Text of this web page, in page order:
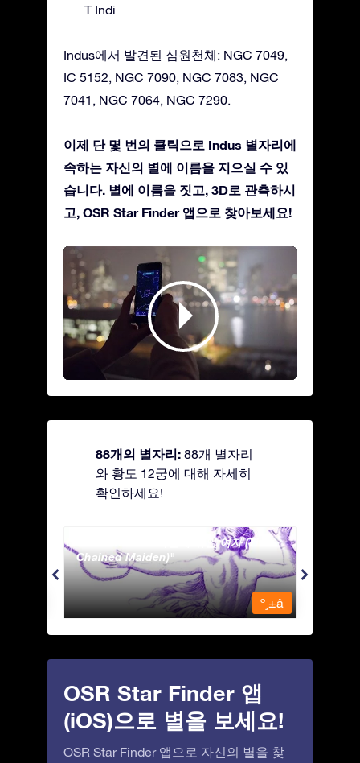
T Indi
Indus에서 발견된 심원천체: NGC 7049,
IC 5152, NGC 7090, NGC 7083, NGC
7041, NGC 7064, NGC 7290.
이제 단 몇 번의 클릭으로 Indus 별자리에
속하는 자신의 별에 이름을 지으실 수 있
습니다. 별에 이름을 짓고, 3D로 관측하시
고, OSR Star Finder 앱으로 찾아보세요!
88개의 별자리: 88개 별자리
와 황도 12궁에 대해 자세히
확인하세요!
Andromeda - 사슬에 묶인 여자 (The
Chained Maiden)
º¸±â
OSR Star Finder 앱
(iOS)으로 별을 보세요!
OSR Star Finder 앱으로 자신의 별을 찾